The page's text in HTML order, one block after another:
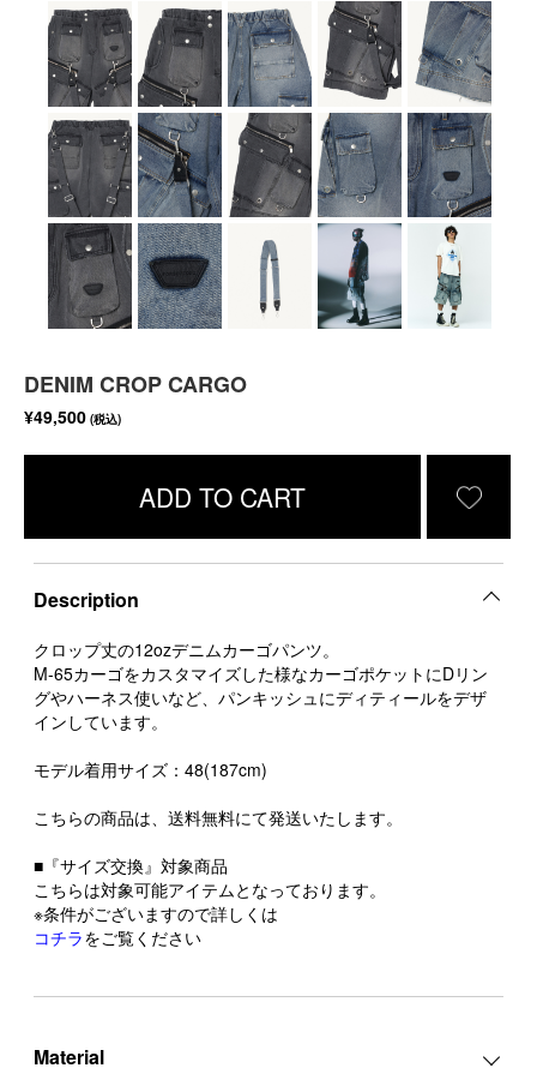
DENIM CROP CARGO
¥49,500 (税込)
ADD TO CART
Description
クロップ丈の12ozデニムカーゴパンツ。
M-65カーゴをカスタマイズした様なカーゴポケットにDリン
グやハーネス使いなど、パンキッシュにディティールをデザ
インしています。
モデル着用サイズ：48(187cm)
こちらの商品は、送料無料にて発送いたします。
■『サイズ交換』対象商品
こちらは対象可能アイテムとなっております。
※条件がございますので詳しくは
コチラをご覧ください
Material